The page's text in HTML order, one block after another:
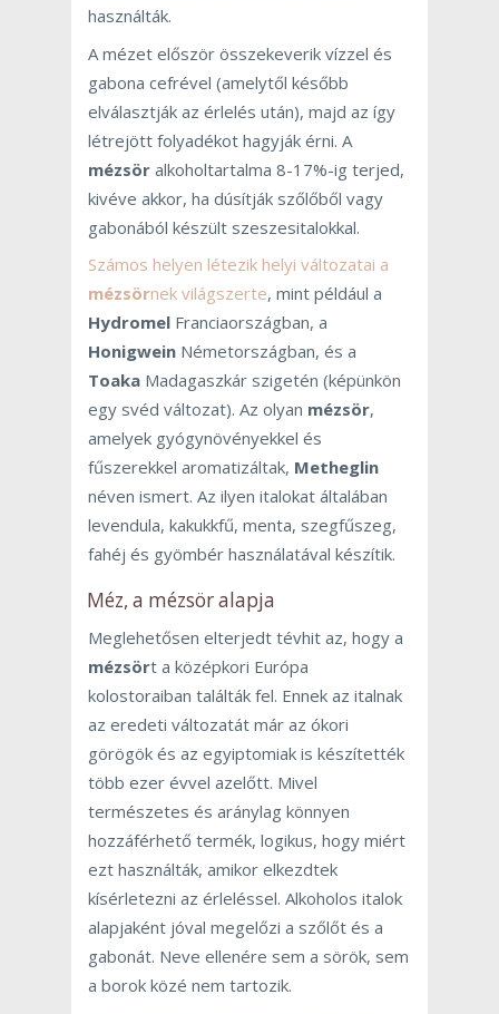
használták.
A mézet először összekeverik vízzel és
gabona cefrével (amelytől később
elválasztják az érlelés után), majd az így
létrejött folyadékot hagyják érni. A
mézsör alkoholtartalma 8-17%-ig terjed,
kivéve akkor, ha dúsítják szőlőből vagy
gabonából készült szeszesitalokkal.
Számos helyen létezik helyi változatai a
mézsörnek világszerte, mint például a
Hydromel Franciaországban, a
Honigwein Németországban, és a
Toaka Madagaszkár szigetén (képünkön
egy svéd változat). Az olyan mézsör,
amelyek gyógynövényekkel és
fűszerekkel aromatizáltak, Metheglin
néven ismert. Az ilyen italokat általában
levendula, kakukkfű, menta, szegfűszeg,
fahéj és gyömbér használatával készítik.
Méz, a mézsör alapja
Meglehetősen elterjedt tévhit az, hogy a
mézsört a középkori Európa
kolostoraiban találták fel. Ennek az italnak
az eredeti változatát már az ókori
görögök és az egyiptomiak is készítették
több ezer évvel azelőtt. Mivel
természetes és aránylag könnyen
hozzáférhető termék, logikus, hogy miért
ezt használták, amikor elkezdtek
kísérletezni az érleléssel. Alkoholos italok
alapjaként jóval megelőzi a szőlőt és a
gabonát. Neve ellenére sem a sörök, sem
a borok közé nem tartozik.